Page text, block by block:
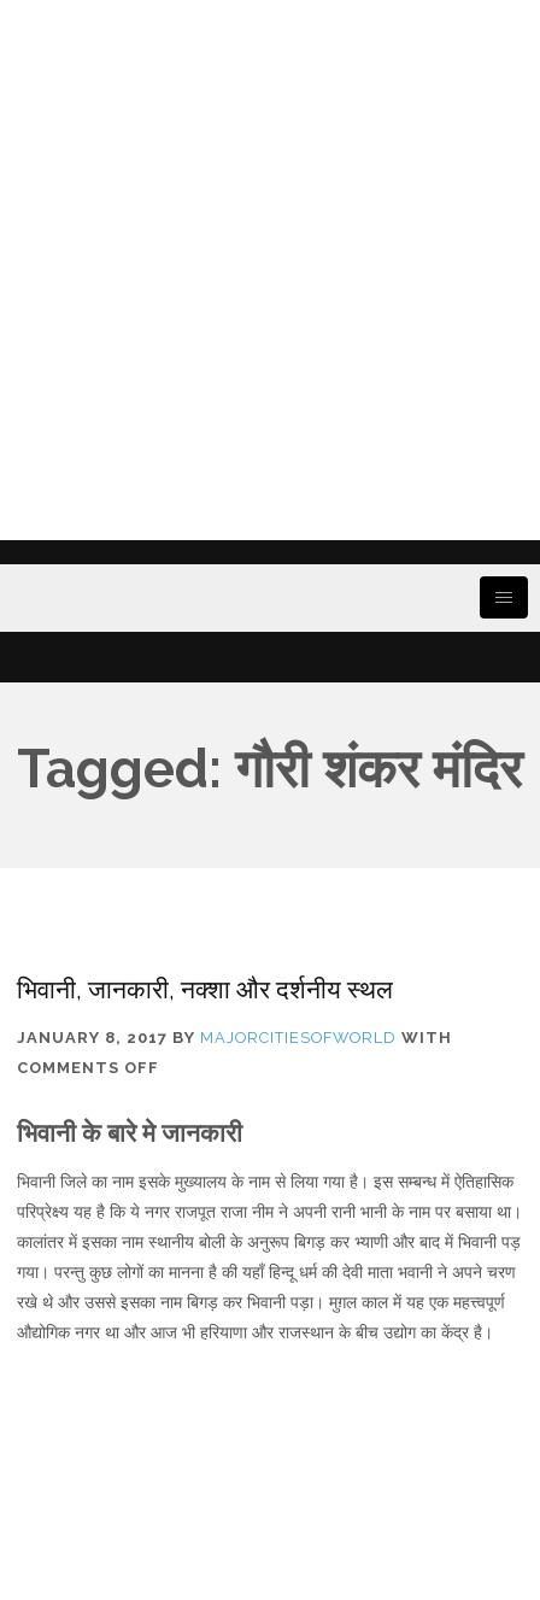
Tagged: गौरी शंकर मंदिर
भिवानी, जानकारी, नक्शा और दर्शनीय स्थल
JANUARY 8, 2017 BY MAJORCITIESOFWORLD WITH
COMMENTS OFF
जानकारी,
और
दर्शनीय
स्थल
भिवानी के बारे मे जानकारी
भिवानी जिले का नाम इसके मुख्यालय के नाम से लिया गया है। इस सम्बन्ध में ऐतिहासिक
परिप्रेक्ष्य यह है कि ये नगर राजपूत राजा नीम ने अपनी रानी भानी के नाम पर बसाया था।
कालांतर में इसका नाम स्थानीय बोली के अनुरूप बिगड़ कर भ्याणी और बाद में भिवानी पड़
गया। परन्तु कुछ लोगों का मानना है की यहाँ हिन्दू धर्म की देवी माता भवानी ने अपने चरण
रखे थे और उससे इसका नाम बिगड़ कर भिवानी पड़ा। मुग़ल काल में यह एक महत्त्वपूर्ण
औद्योगिक नगर था और आज भी हरियाणा और राजस्थान के बीच उद्योग का केंद्र है।